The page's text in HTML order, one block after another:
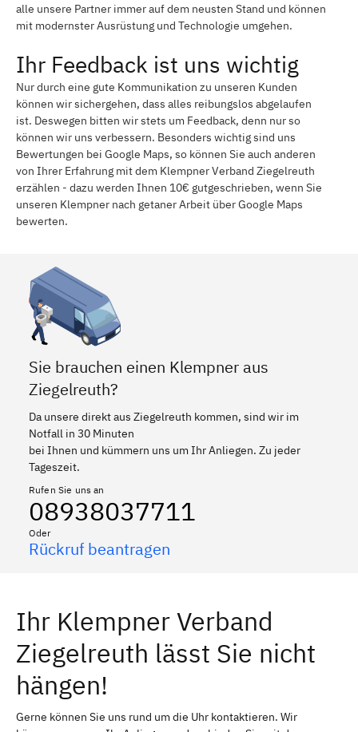
alle unsere Partner immer auf dem neusten Stand und können
mit modernster Ausrüstung und Technologie umgehen.
Ihr Feedback ist uns wichtig
Nur durch eine gute Kommunikation zu unseren Kunden
können wir sichergehen, dass alles reibungslos abgelaufen
ist. Deswegen bitten wir stets um Feedback, denn nur so
können wir uns verbessern. Besonders wichtig sind uns
Bewertungen bei Google Maps, so können Sie auch anderen
von Ihrer Erfahrung mit dem Klempner Verband Ziegelreuth
erzählen - dazu werden Ihnen 10€ gutgeschrieben, wenn Sie
unseren Klempner nach getaner Arbeit über Google Maps
bewerten.
Sie brauchen einen Klempner aus
Ziegelreuth?
Da unsere direkt aus Ziegelreuth kommen, sind wir im
Notfall in 30 Minuten
bei Ihnen und kümmern uns um Ihr Anliegen. Zu jeder
Tageszeit.
Rufen Sie uns an
08938037711
Oder
Rückruf beantragen
Ihr Klempner Verband
Ziegelreuth lässt Sie nicht
hängen!
Gerne können Sie uns rund um die Uhr kontaktieren. Wir